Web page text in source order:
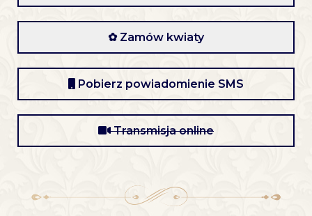
✿ Zamów kwiaty
Pobierz powiadomienie SMS
Transmisja online